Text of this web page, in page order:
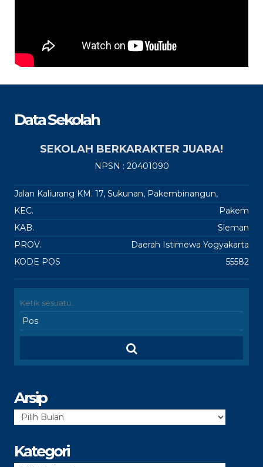
Data Sekolah
SEKOLAH BERKARAKTER JUARA!
NPSN : 20401090
Jalan Kaliurang KM. 17, Sukunan, Pakembinangun,
KEC.
Pakem
KAB.
Sleman
PROV.
Daerah Istimewa Yogyakarta
KODE POS
55582
Arsip
Arsip
Kategori